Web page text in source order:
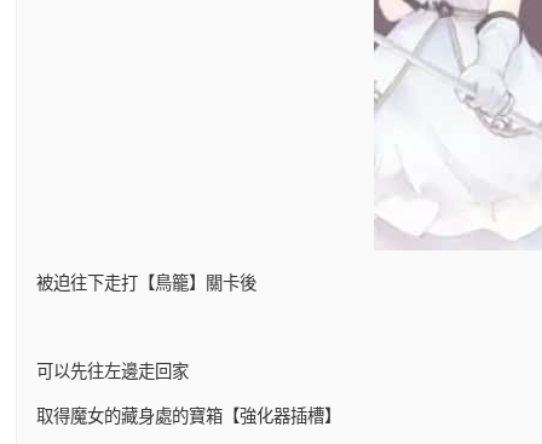
被迫往下走打【鳥籠】關卡後
可以先往左邊走回家
取得魔女的藏身處的寶箱【強化器插槽】